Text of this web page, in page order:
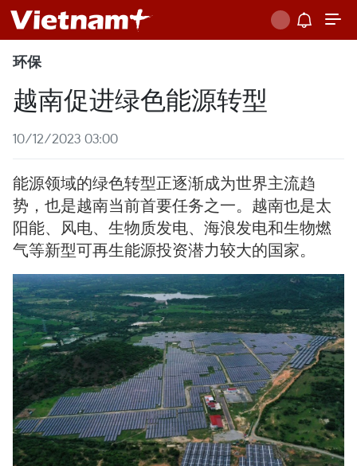
环保
越南促进绿色能源转型
10/12/2023 03:00
能源领域的绿色转型正逐渐成为世界主流趋
势，也是越南当前首要任务之一。越南也是太
阳能、风电、生物质发电、海浪发电和生物燃
气等新型可再生能源投资潜力较大的国家。